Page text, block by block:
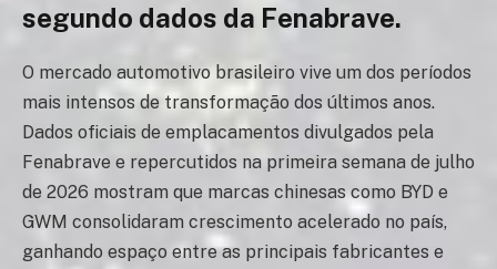
segundo dados da Fenabrave.
O mercado automotivo brasileiro vive um dos períodos
mais intensos de transformação dos últimos anos.
Dados oficiais de emplacamentos divulgados pela
Fenabrave e repercutidos na primeira semana de julho
de 2026 mostram que marcas chinesas como BYD e
GWM consolidaram crescimento acelerado no país,
ganhando espaço entre as principais fabricantes e